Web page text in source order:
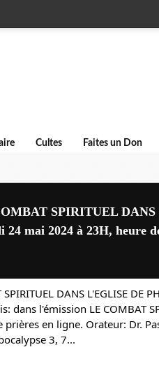
Cultes Faites un Don
SPIRITUEL
mai 2024 à 23H, heure
SPIRITUEL DANS L'EGLISE DE
l'émission LE COMBAT
prières en ligne. Orateur: Dr.
3, 7...